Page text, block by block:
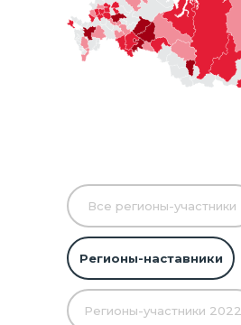
Все регионы-участники
Регионы-наставники
Регионы-участники 2022